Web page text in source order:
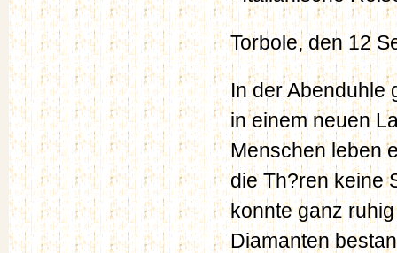
Torbole, den 12
In der Abenduhle
in einem neuen
Menschen leben
die Th?ren keine
konnte ganz
Diamanten